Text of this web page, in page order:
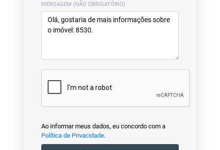
MENSAGEM (NÃO OBRIGATÓRIO)
Ao informar meus dados, eu concordo com a
Política de Privacidade.